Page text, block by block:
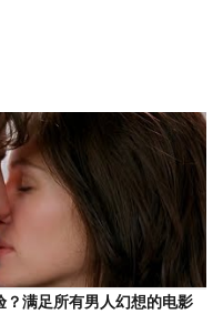
？满足所有男人幻想的电影